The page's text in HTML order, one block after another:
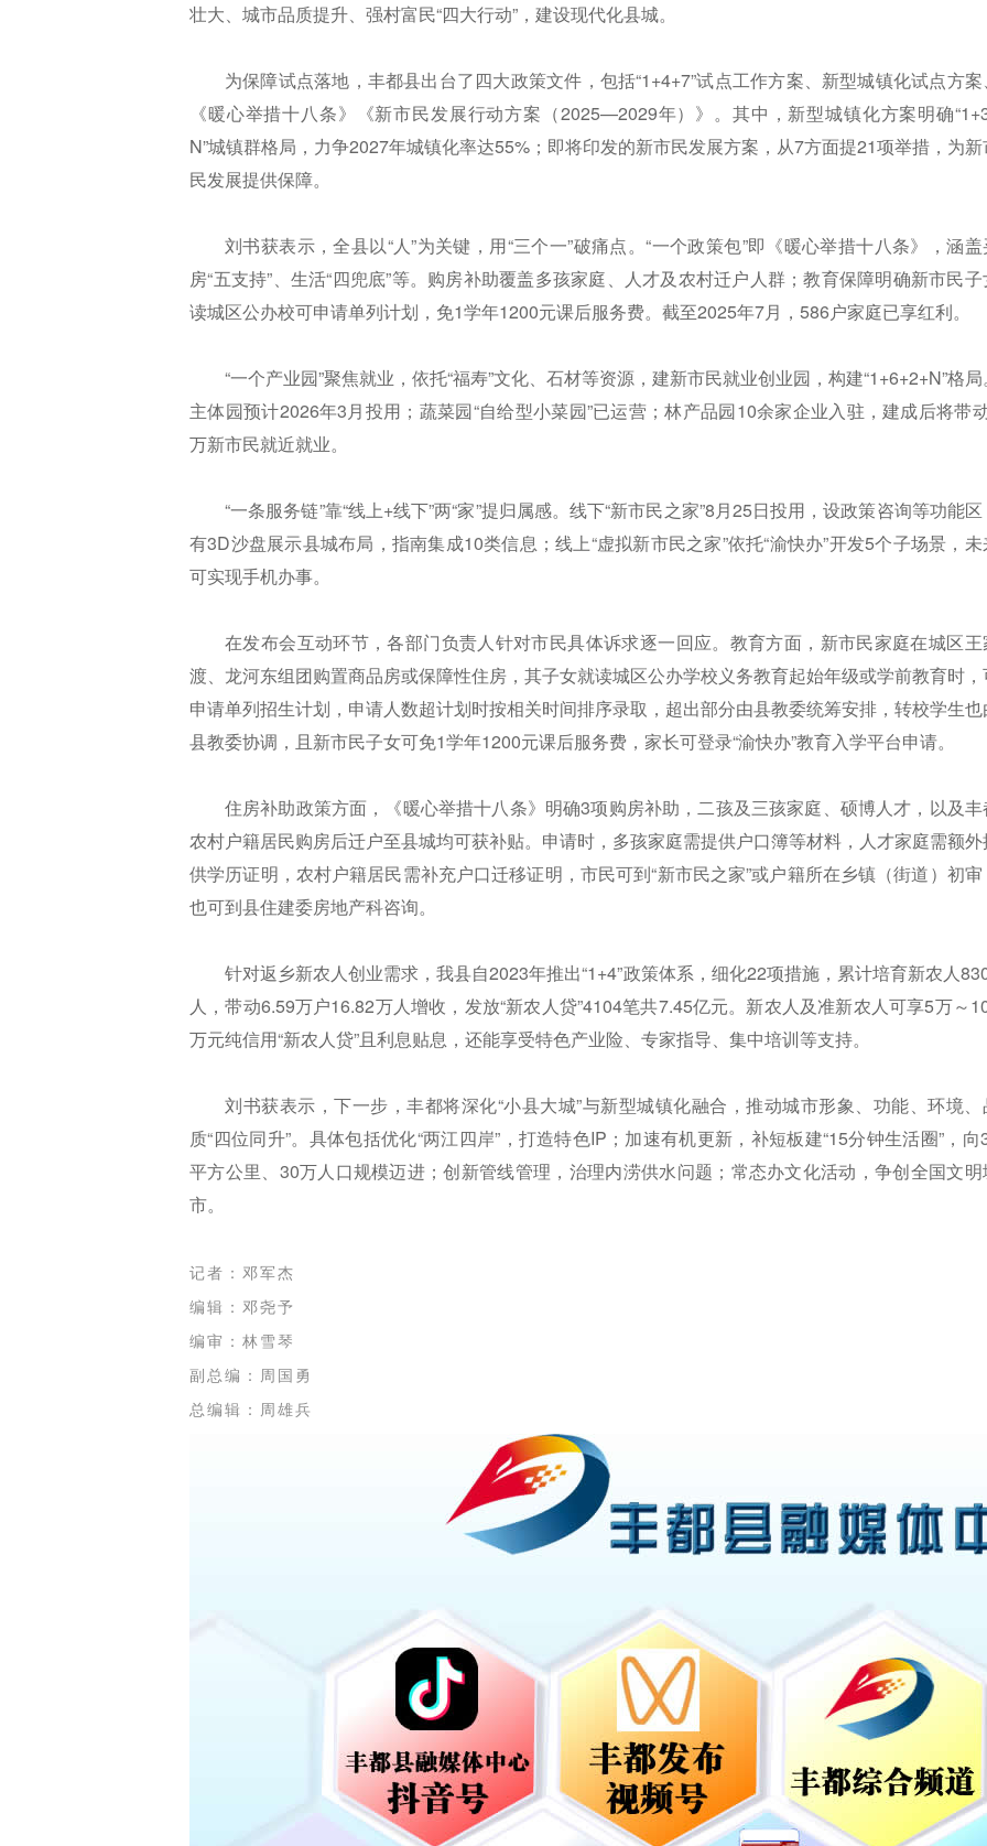
壮大、城市品质提升、强村富民“四大行动”，建设现代化县城。
为保障试点落地，丰都县出台了四大政策文件，包括“1+4+7”试点工作方案、新型城镇化试点方
《暖心举措十八条》《新市民发展行动方案（2025—2029年）》。其中，新型城镇化方案明确
N”城镇群格局，力争2027年城镇化率达55%；即将印发的新市民发展方案，从7方面提21项举措，为
民发展提供保障。
刘书获表示，全县以“人”为关键，用“三个一”破痛点。“一个政策包”即《暖心举措十八条》，涵
房“五支持”、生活“四兜底”等。购房补助覆盖多孩家庭、人才及农村迁户人群；教育保障明确新市民
读城区公办校可申请单列计划，免1学年1200元课后服务费。截至2025年7月，586户家庭已享红利。
“一个产业园”聚焦就业，依托“福寿”文化、石材等资源，建新市民就业创业园，构建“1+6+2+N”格
主体园预计2026年3月投用；蔬菜园“自给型小菜园”已运营；林产品园10余家企业入驻，建成后将带
万新市民就近就业。
“一条服务链”靠“线上+线下”两“家”提归属感。线下“新市民之家”8月25日投用，设政策咨询等功能
有3D沙盘展示县城布局，指南集成10类信息；线上“虚拟新市民之家”依托“渝快办”开发5个子场景，
可实现手机办事。
在发布会互动环节，各部门负责人针对市民具体诉求逐一回应。教育方面，新市民家庭在城区王
渡、龙河东组团购置商品房或保障性住房，其子女就读城区公办学校义务教育起始年级或学前教育时，
申请单列招生计划，申请人数超计划时按相关时间排序录取，超出部分由县教委统筹安排，转校学生
县教委协调，且新市民子女可免1学年1200元课后服务费，家长可登录“渝快办”教育入学平台申请。
住房补助政策方面，《暖心举措十八条》明确3项购房补助，二孩及三孩家庭、硕博人才，以及丰
农村户籍居民购房后迁户至县城均可获补贴。申请时，多孩家庭需提供户口簿等材料，人才家庭需额外
供学历证明，农村户籍居民需补充户口迁移证明，市民可到“新市民之家”或户籍所在乡镇（街道）初
也可到县住建委房地产科咨询。
针对返乡新农人创业需求，我县自2023年推出“1+4”政策体系，细化22项措施，累计培育新农人
人，带动6.59万户16.82万人增收，发放“新农人贷”4104笔共7.45亿元。新农人及准新农人可享5万～
万元纯信用“新农人贷”且利息贴息，还能享受特色产业险、专家指导、集中培训等支持。
刘书获表示，下一步，丰都将深化“小县大城”与新型城镇化融合，推动城市形象、功能、环境、
质“四位同升”。具体包括优化“两江四岸”，打造特色IP；加速有机更新，补短板建“15分钟生活圈”，向
平方公里、30万人口规模迈进；创新管线管理，治理内涝供水问题；常态办文化活动，争创全国文明
市。
记者：邓军杰
编辑：邓尧予
编审：林雪琴
副总编：周国勇
总编辑：周雄兵